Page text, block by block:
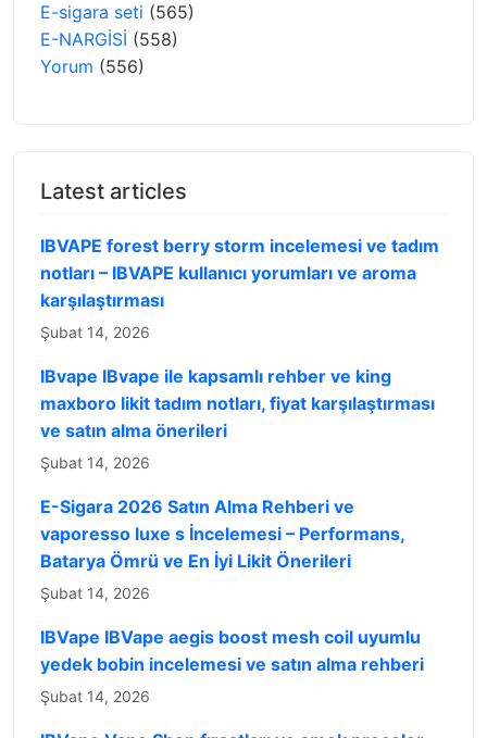
E-sigara seti (565)
E-NARGİSİ (558)
Yorum (556)
Latest articles
IBVAPE forest berry storm incelemesi ve tadım
notları – IBVAPE kullanıcı yorumları ve aroma
karşılaştırması
Şubat 14, 2026
IBvape IBvape ile kapsamlı rehber ve king
maxboro likit tadım notları, fiyat karşılaştırması
ve satın alma önerileri
Şubat 14, 2026
E-Sigara 2026 Satın Alma Rehberi ve
vaporesso luxe s İncelemesi – Performans,
Batarya Ömrü ve En İyi Likit Önerileri
Şubat 14, 2026
IBVape IBVape aegis boost mesh coil uyumlu
yedek bobin incelemesi ve satın alma rehberi
Şubat 14, 2026